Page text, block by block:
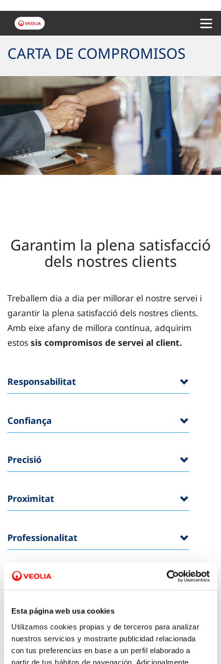
Esta página web usa cookies
Utilizamos cookies propias y de terceros para analizar
nuestros servicios y mostrarte publicidad relacionada
con tus preferencias en base a un perfil elaborado a
partir de tus hábitos de navegación. Adicionalmente
CARTA DE COMPROMISOS
Garantim la plena satisfacció
dels nostres clients
Treballem dia a dia per millorar el nostre servei i
garantir la plena satisfacció dels nostres clients.
Amb eixe afany de millora contínua, adquirim
estos sis compromisos de servei al client.
Responsabilitat
Confiança
Precisió
Proximitat
Professionalitat
Agilitat
Clàusules Generals
aplicables a tots els